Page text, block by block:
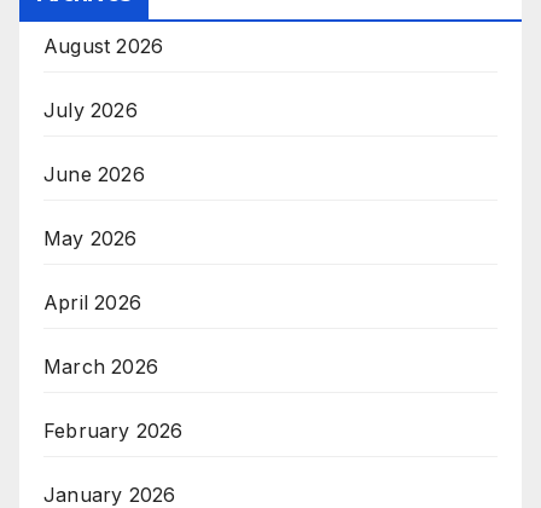
August 2026
July 2026
June 2026
May 2026
April 2026
March 2026
February 2026
January 2026